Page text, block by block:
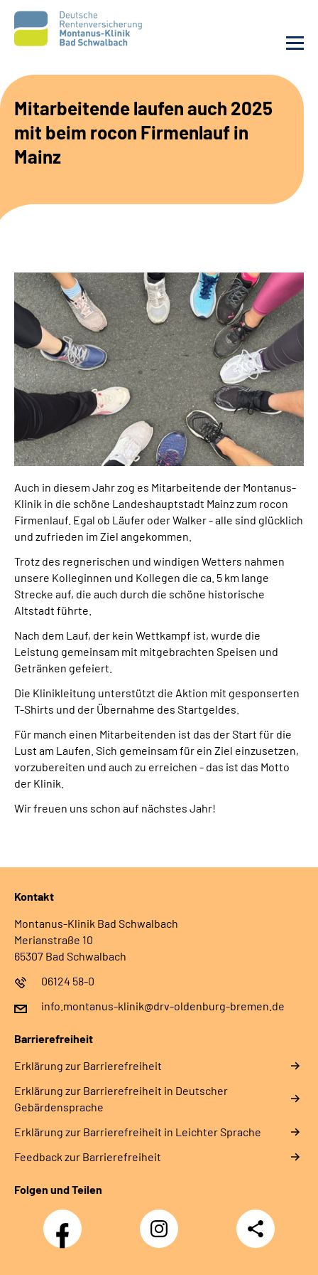
Unsere Angebote
Karriere
Suche
Leichte Sprache
Gebärdensprache
Mitarbeitende laufen auch 2025
mit beim rocon Firmenlauf in
Mainz
Auch in diesem Jahr zog es Mitarbeitende der Montanus-
Klinik in die schöne Landeshauptstadt Mainz zum rocon
Firmenlauf. Egal ob Läufer oder Walker - alle sind glücklich
und zufrieden im Ziel angekommen.
Trotz des regnerischen und windigen Wetters nahmen
unsere Kolleginnen und Kollegen die ca. 5 km lange
Strecke auf, die auch durch die schöne historische
Altstadt führte.
Nach dem Lauf, der kein Wettkampf ist, wurde die
Leistung gemeinsam mit mitgebrachten Speisen und
Getränken gefeiert.
Die Klinikleitung unterstützt die Aktion mit gesponserten
T-Shirts und der Übernahme des Startgeldes.
Für manch einen Mitarbeitenden ist das der Start für die
Lust am Laufen. Sich gemeinsam für ein Ziel einzusetzen,
vorzubereiten und auch zu erreichen - das ist das Motto
der Klinik.
Wir freuen uns schon auf nächstes Jahr!
Kontakt
Montanus-Klinik Bad Schwalbach
Merianstraße 10
65307 Bad Schwalbach
06124 58-0
info.montanus-klinik@drv-oldenburg-bremen.de
Barrierefreiheit
Erklärung zur Barrierefreiheit
Erklärung zur Barrierefreiheit in Deutscher
Gebärdensprache
Erklärung zur Barrierefreiheit in Leichter Sprache
Feedback zur Barrierefreiheit
Folgen und Teilen
Facebook Instagram
Teilen